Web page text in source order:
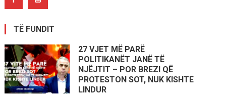
TË FUNDIT
27 VJET MË PARË
POLITIKANËT JANË TË
NJËJTIT – POR BREZI QË
PROTESTON SOT, NUK KISHTE
LINDUR